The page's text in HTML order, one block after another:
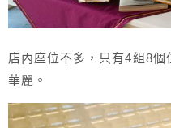
店內座位不多，只有4組8
華麗。